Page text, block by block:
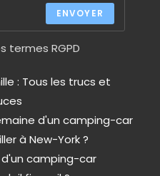
ENVOYER
termes RGPD
: Tous les trucs et
d'un camping-car
à New-York ?
camping-car